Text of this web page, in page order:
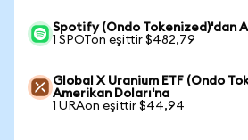
Spotify (Ondo Tokenized)'dan
1 SPOTon eşittir $482,79
Global X Uranium ETF (Ondo
Amerikan Doları'na
1 URAon eşittir $44,94